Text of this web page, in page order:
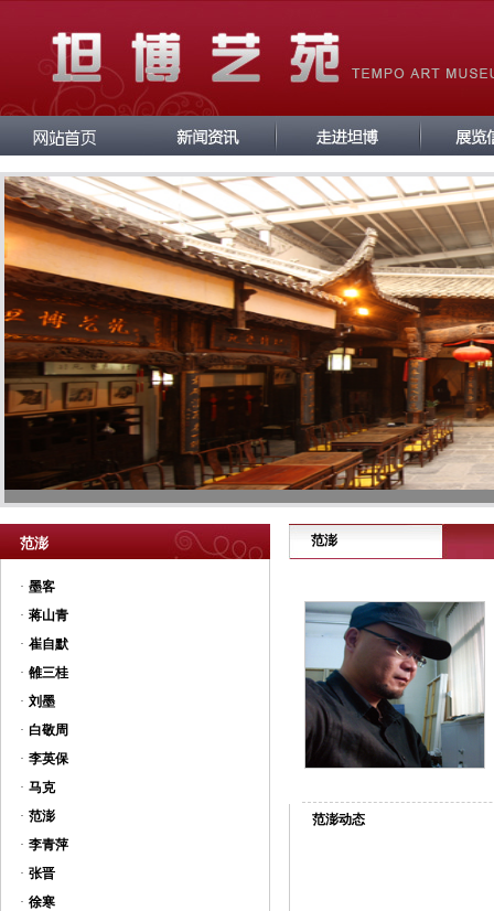
范澎
· 墨客
· 蒋山青
· 崔自默
· 雒三桂
· 刘墨
· 白敬周
· 李英保
· 马克
· 范澎
· 李青萍
· 张晋
· 徐寒
范澎
范澎动态